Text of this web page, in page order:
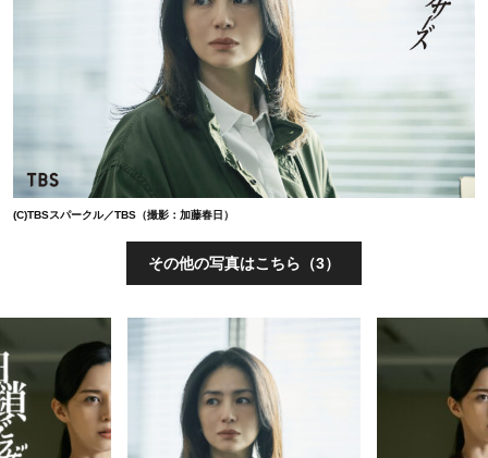
(C)TBSスパークル／TBS（撮影：加藤春日）
その他の写真はこちら（3）